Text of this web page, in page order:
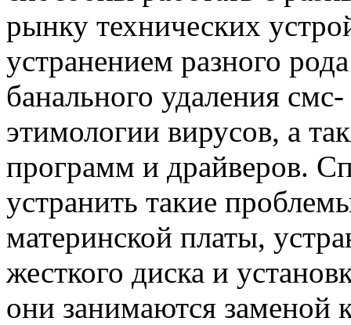
рынку технических
устранением разного
банального удаления
этимологии вирусов, а
программ и драйверов.
устранить такие
материнской платы,
жесткого диска и
они занимаются заменой